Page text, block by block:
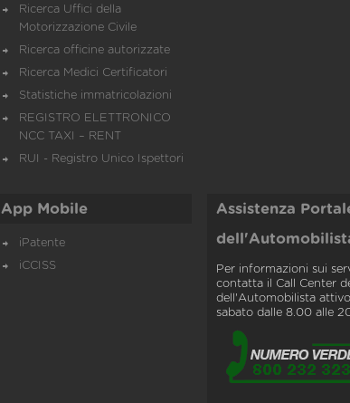
Ricerca Uffici della
Motorizzazione Civile
Ricerca officine autorizzate
Ricerca Medici Certificatori
Statistiche immatricolazioni
REGISTRO ELETTRONICO
NCC TAXI – RENT
RUI - Registro Unico Ispettori
App Mobile
iPatente
iCCISS
Assistenza
Per informazioni sui
contatta il Call Center
dell'Automobilista
sabato dalle 8.00 alle